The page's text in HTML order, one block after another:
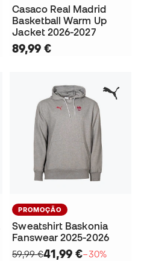
Casaco Real Madrid
Basketball Warm Up
Jacket 2026-2027
89,99 €
PROMOÇÃO
Sweatshirt Baskonia
Fanswear 2025-2026
59,99 €41,99 €−30%